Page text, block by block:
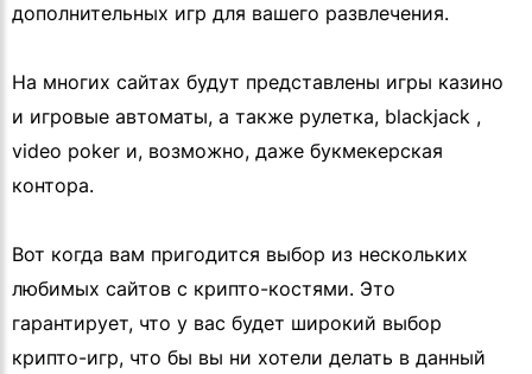
дополнительных игр для вашего развлечения.
На многих сайтах будут представлены игры казино
и игровые автоматы, а также рулетка, blackjack ,
video poker и, возможно, даже букмекерская
контора.
Вот когда вам пригодится выбор из нескольких
любимых сайтов с крипто-костями. Это
гарантирует, что у вас будет широкий выбор
крипто-игр, что бы вы ни хотели делать в данный